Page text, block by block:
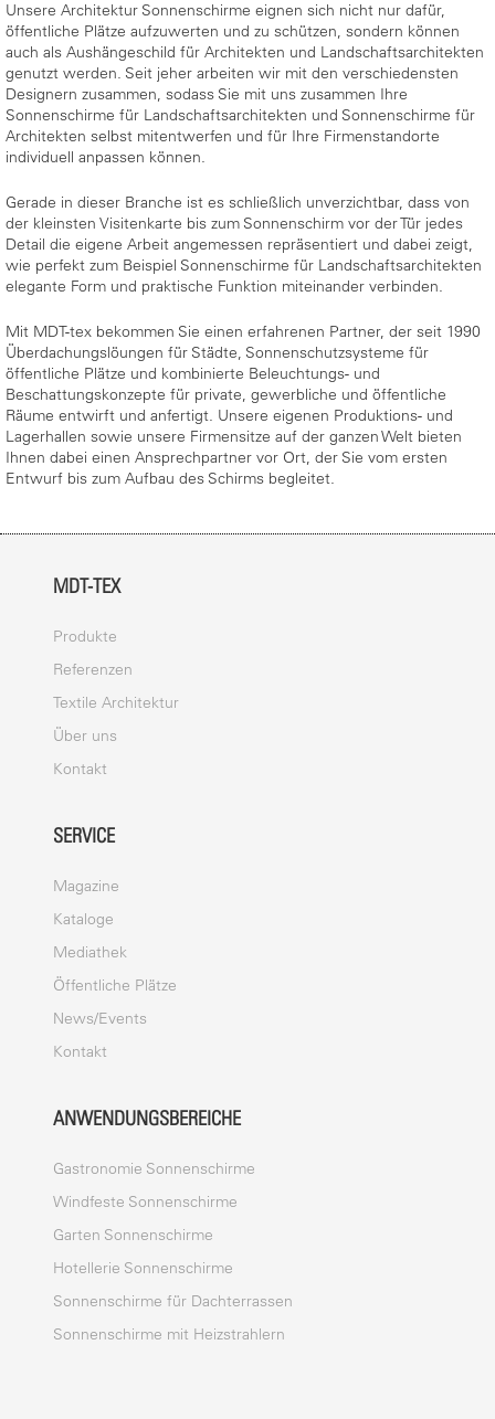
Unsere Architektur Sonnenschirme eignen sich nicht nur dafür,
öffentliche Plätze aufzuwerten und zu schützen, sondern können
auch als Aushängeschild für Architekten und Landschaftsarchitekten
genutzt werden. Seit jeher arbeiten wir mit den verschiedensten
Designern zusammen, sodass Sie mit uns zusammen Ihre
Sonnenschirme für Landschaftsarchitekten und Sonnenschirme für
Architekten selbst mitentwerfen und für Ihre Firmenstandorte
individuell anpassen können.
Gerade in dieser Branche ist es schließlich unverzichtbar, dass von
der kleinsten Visitenkarte bis zum Sonnenschirm vor der Tür jedes
Detail die eigene Arbeit angemessen repräsentiert und dabei zeigt,
wie perfekt zum Beispiel Sonnenschirme für Landschaftsarchitekten
elegante Form und praktische Funktion miteinander verbinden.
Mit MDT-tex bekommen Sie einen erfahrenen Partner, der seit 1990
Überdachungslöungen für Städte, Sonnenschutzsysteme für
öffentliche Plätze und kombinierte Beleuchtungs- und
Beschattungskonzepte für private, gewerbliche und öffentliche
Räume entwirft und anfertigt. Unsere eigenen Produktions- und
Lagerhallen sowie unsere Firmensitze auf der ganzen Welt bieten
Ihnen dabei einen Ansprechpartner vor Ort, der Sie vom ersten
Entwurf bis zum Aufbau des Schirms begleitet.
MDT-TEX
Produkte
Referenzen
Textile Architektur
Über uns
Kontakt
SERVICE
Magazine
Kataloge
Mediathek
Öffentliche Plätze
News/Events
Kontakt
ANWENDUNGSBEREICHE
Gastronomie Sonnenschirme
Windfeste Sonnenschirme
Garten Sonnenschirme
Hotellerie Sonnenschirme
Sonnenschirme für Dachterrassen
Sonnenschirme mit Heizstrahlern